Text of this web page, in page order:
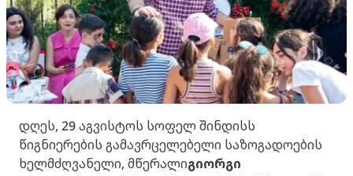
დღეს, 29 აგვისტოს სოფელ შინდისს
წიგნიერების გამავრცელებელი საზოგადოების
ხელმძღვანელი, მწერალიგიორგი